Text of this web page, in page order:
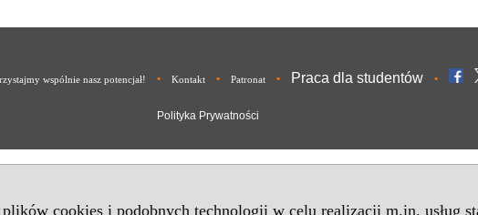
cookies i podobnych technologii w celu realizacji m.in. usług
wspólnie nasz potencjał! • Kontakt • Patronat • Praca dla studentów •
Polityka Prywatności